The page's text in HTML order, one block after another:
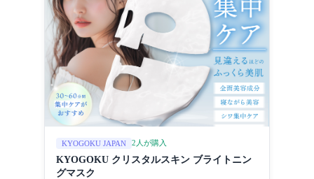
KYOGOKU JAPAN 2人が購入
KYOGOKU クリスタルスキン ブライトニン
グマスク